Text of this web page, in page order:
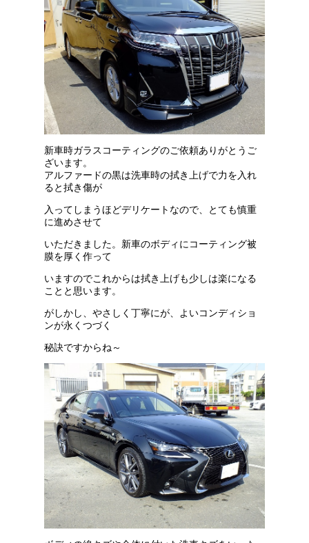
新車時ガラスコーティングのご依頼ありがとうご
ざいます。
アルファードの黒は洗車時の拭き上げで力を入れ
ると拭き傷が
入ってしまうほどデリケートなので、とても慎重
に進めさせて
いただきました。新車のボディにコーティング被
膜を厚く作って
いますのでこれからは拭き上げも少しは楽になる
ことと思います。
がしかし、やさしく丁寧にが、よいコンディショ
ンが永くつづく
秘訣ですからね～